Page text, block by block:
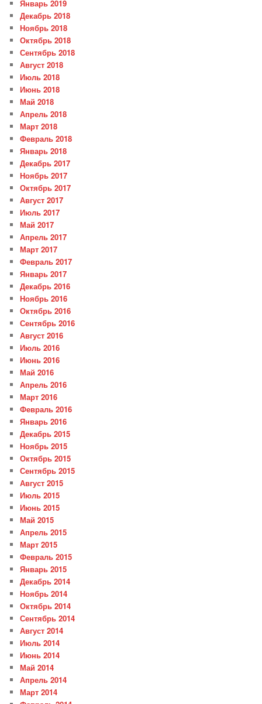
Январь 2019
Декабрь 2018
Ноябрь 2018
Октябрь 2018
Сентябрь 2018
Август 2018
Июль 2018
Июнь 2018
Май 2018
Апрель 2018
Март 2018
Февраль 2018
Январь 2018
Декабрь 2017
Ноябрь 2017
Октябрь 2017
Август 2017
Июль 2017
Май 2017
Апрель 2017
Март 2017
Февраль 2017
Январь 2017
Декабрь 2016
Ноябрь 2016
Октябрь 2016
Сентябрь 2016
Август 2016
Июль 2016
Июнь 2016
Май 2016
Апрель 2016
Март 2016
Февраль 2016
Январь 2016
Декабрь 2015
Ноябрь 2015
Октябрь 2015
Сентябрь 2015
Август 2015
Июль 2015
Июнь 2015
Май 2015
Апрель 2015
Март 2015
Февраль 2015
Январь 2015
Декабрь 2014
Ноябрь 2014
Октябрь 2014
Сентябрь 2014
Август 2014
Июль 2014
Июнь 2014
Май 2014
Апрель 2014
Март 2014